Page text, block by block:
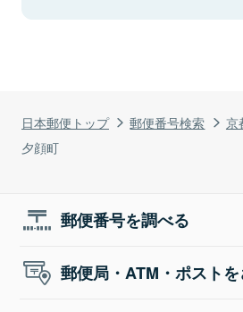
日本郵便トップ 郵便番号検索 京
夕顔町
郵便番号を調べる
郵便局・ATM・ポスト